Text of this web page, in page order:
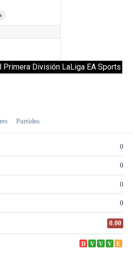
Primera División LaLiga EA Sports